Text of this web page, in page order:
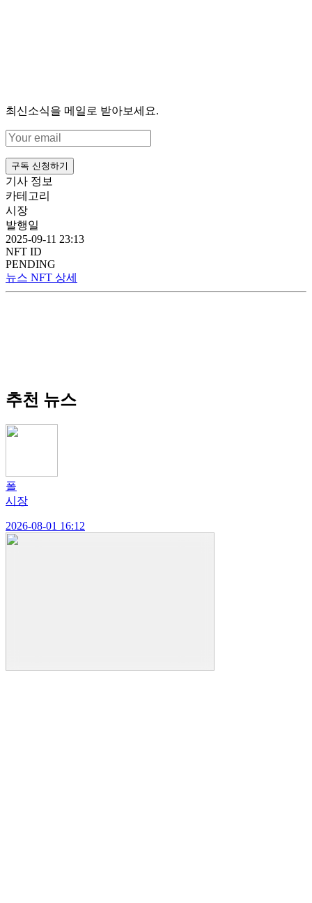
최신소식을 메일로 받아보세요.
구독 신청하기
기사 정보
카테고리
시장
발행일
2025-09-11 23:13
NFT ID
PENDING
뉴스 NFT 상세
추천 뉴스
폴
시장
2026-08-01 16:12